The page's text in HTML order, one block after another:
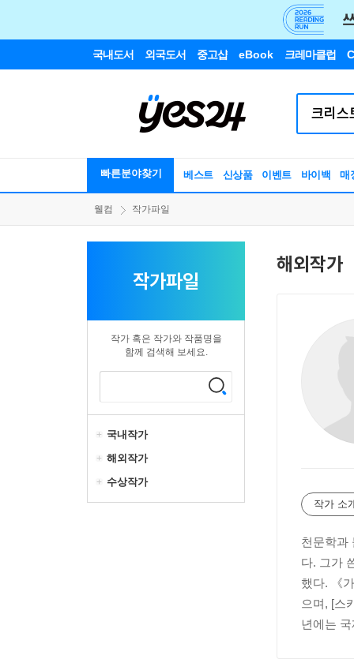
국내도서 외국도서 중고샵 eBook 크레마클럽
빠른분야찾기 베스트 신상품 이벤트 바이백 매
웰컴 작가파일
작가파일
작가 혹은 작가와 작품명을
함께 검색해 보세요.
국내작가
해외작가
수상작가
해외작가
작가 소
천문학과
다. 그가
했다. 《
으며, [스
년에는